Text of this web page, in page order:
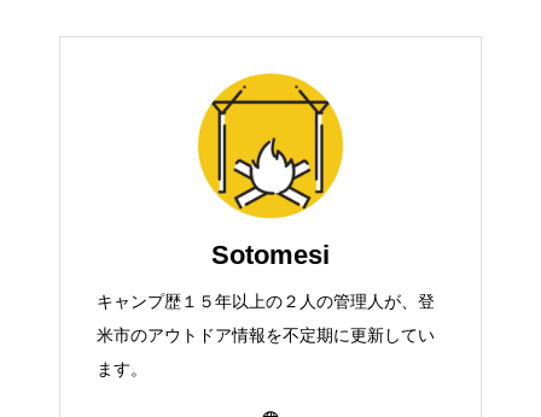
Sotomesi
キャンプ歴１５年以上の２人の管理人が、登
米市のアウトドア情報を不定期に更新してい
ます。